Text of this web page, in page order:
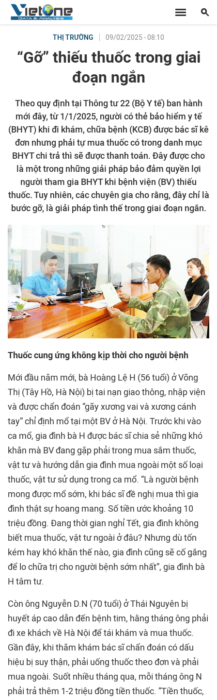
THỊ TRƯỜNG 09/02/2025 - 08:10
“Gỡ” thiếu thuốc trong giai
đoạn ngắn
Theo quy định tại Thông tư 22 (Bộ Y tế) ban hành
mới đây, từ 1/1/2025, người có thẻ bảo hiểm y tế
(BHYT) khi đi khám, chữa bệnh (KCB) được bác sĩ kê
đơn nhưng phải tự mua thuốc có trong danh mục
BHYT chi trả thì sẽ được thanh toán. Đây được cho
là một trong những giải pháp bảo đảm quyền lợi
người tham gia BHYT khi bệnh viện (BV) thiếu
thuốc. Tuy nhiên, các chuyên gia cho rằng, đây chỉ là
bước gỡ, là giải pháp tình thế trong giai đoạn ngắn.
Thuốc cung ứng không kịp thời cho người bệnh
Mới đầu năm mới, bà Hoàng Lệ H (56 tuổi) ở Võng
Thị (Tây Hồ, Hà Nội) bị tai nạn giao thông, nhập viện
và được chẩn đoán “gãy xương vai và xương cánh
tay” chỉ định mổ tại một BV ở Hà Nội. Trước khi vào
ca mổ, gia đình bà H được bác sĩ chia sẻ những khó
khăn mà BV đang gặp phải trong mua sắm thuốc,
vật tư và hướng dẫn gia đình mua ngoài một số loại
thuốc, vật tư sử dụng trong ca mổ. “Là người bệnh
mong được mổ sớm, khi bác sĩ đề nghị mua thì gia
đình thật sự hoang mang. Số tiền ước khoảng 10
triệu đồng. Đang thời gian nghỉ Tết, gia đình không
biết mua thuốc, vật tư ngoài ở đâu? Nhưng dù tốn
kém hay khó khăn thế nào, gia đình cũng sẽ cố gắng
để lo chữa trị cho người bệnh sớm nhất”, gia đình bà
H tâm tư.
Còn ông Nguyễn D.N (70 tuổi) ở Thái Nguyên bị
huyết áp cao dẫn đến bệnh tim, hằng tháng ông phải
đi xe khách về Hà Nội để tái khám và mua thuốc.
Gần đây, khi thăm khám bác sĩ chẩn đoán có dấu
hiệu bị suy thận, phải uống thuốc theo đơn và phải
mua ngoài. Suốt nhiều tháng qua, mỗi tháng ông N
phải trả thêm 1-2 triệu đồng tiền thuốc. “Tiền thuốc,